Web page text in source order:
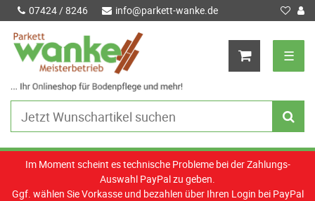
07424 / 8246 info@parkett-wanke.de
☰
Im Moment scheint es technische Probleme bei der Zahlungs-
Auswahl PayPal zu geben.
Ggf. wählen Sie Vorkasse und bezahlen über Ihren Login bei PayPal